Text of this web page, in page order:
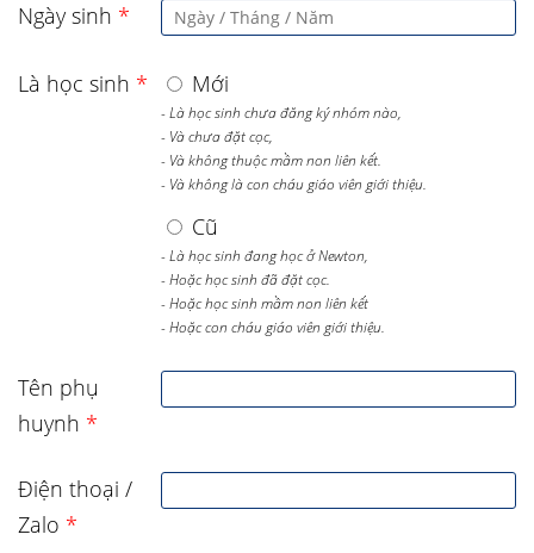
Ngày sinh *
Là học sinh * Mới
- Là học sinh chưa đăng ký nhóm nào,
- Và chưa đặt cọc,
- Và không thuộc mầm non liên kết.
- Và không là con cháu giáo viên giới thiệu.
Cũ
- Là học sinh đang học ở Newton,
- Hoặc học sinh đã đặt cọc.
- Hoặc học sinh mầm non liên kết
- Hoặc con cháu giáo viên giới thiệu.
Tên phụ
huynh *
Điện thoại /
Zalo *